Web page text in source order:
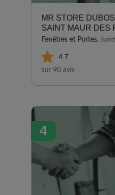
MR STORE
SAINT MAUR DES
Fenêtres et Portes,
4.7
sur 90 avis
4